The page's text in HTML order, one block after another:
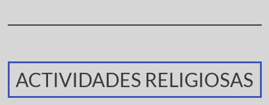
ACTIVIDADES RELIGIOSAS